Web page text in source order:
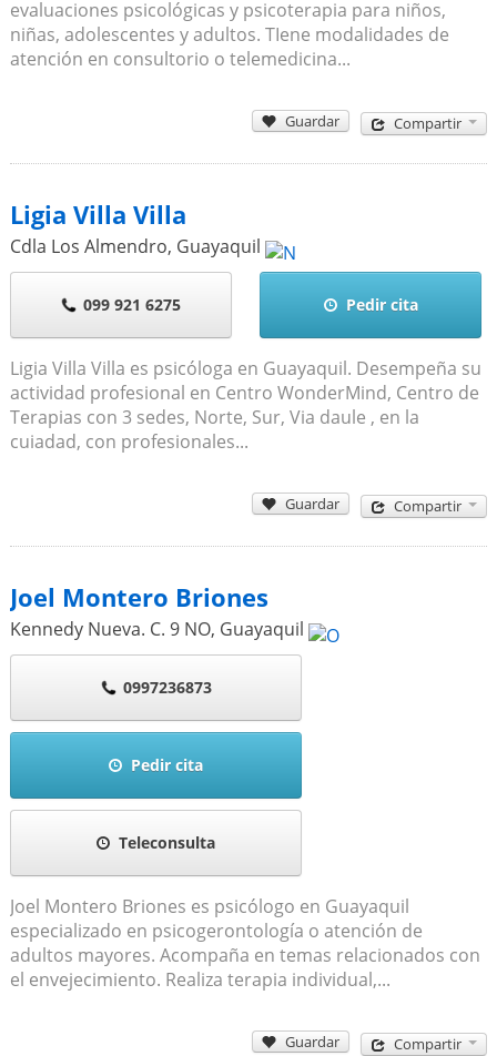
evaluaciones psicológicas y psicoterapia para niños,
niñas, adolescentes y adultos. TIene modalidades de
atención en consultorio o telemedicina...
Guardar Compartir
Ligia Villa Villa
Cdla Los Almendro, Guayaquil
099 921 6275 Pedir cita
Ligia Villa Villa es psicóloga en Guayaquil. Desempeña su
actividad profesional en Centro WonderMind, Centro de
Terapias con 3 sedes, Norte, Sur, Via daule , en la
cuiadad, con profesionales...
Guardar Compartir
Joel Montero Briones
Kennedy Nueva. C. 9 NO, Guayaquil
0997236873
Pedir cita
Teleconsulta
Joel Montero Briones es psicólogo en Guayaquil
especializado en psicogerontología o atención de
adultos mayores. Acompaña en temas relacionados con
el envejecimiento. Realiza terapia individual,...
Guardar Compartir